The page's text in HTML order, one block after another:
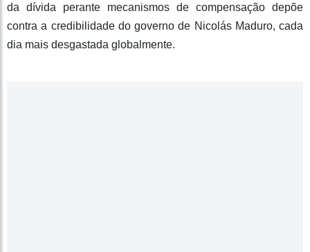
da dívida perante mecanismos de compensação depõe
contra a credibilidade do governo de Nicolás Maduro, cada
dia mais desgastada globalmente.